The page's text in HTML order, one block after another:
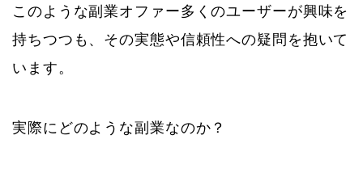
このような副業オファー多くのユーザーが興味を
持ちつつも、その実態や信頼性への疑問を抱いて
います。
実際にどのような副業なのか？